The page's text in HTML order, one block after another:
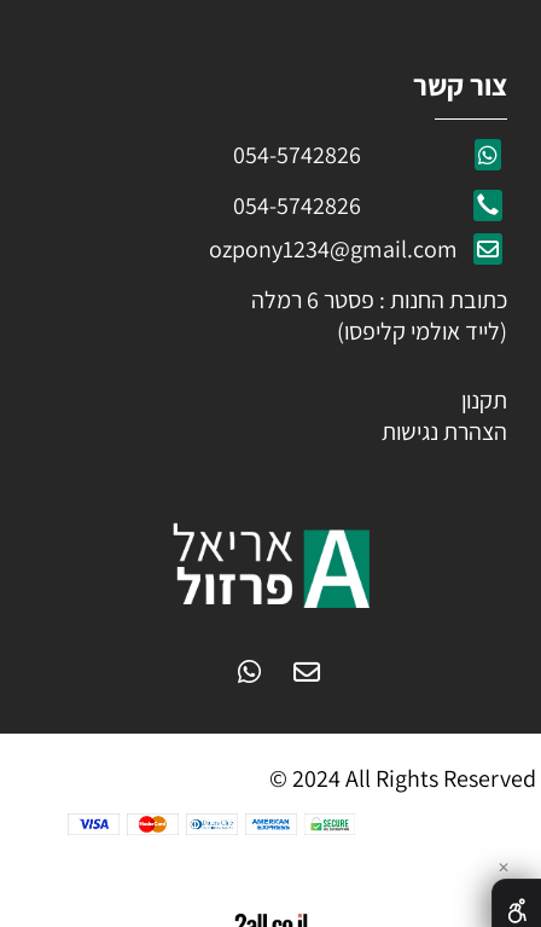
צור קשר
054-5742826
054-5742826
ozpony1234@gmail.com
כתובת החנות : פסטר 6 רמלה
(לייד אולמי קליפסו)
תקנון
הצהרת נגישות
© 2024 All Rights Reserved
✕